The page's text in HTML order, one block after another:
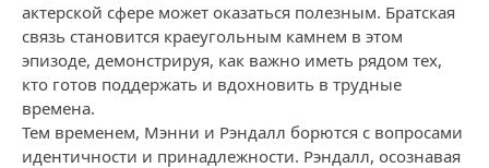
актерской сфере может оказаться полезным. Братская
связь становится краеугольным камнем в этом
эпизоде, демонстрируя, как важно иметь рядом тех,
кто готов поддержать и вдохновить в трудные
времена.
Тем временем, Мэнни и Рэндалл борются с вопросами
идентичности и принадлежности. Рэндалл, осознавая